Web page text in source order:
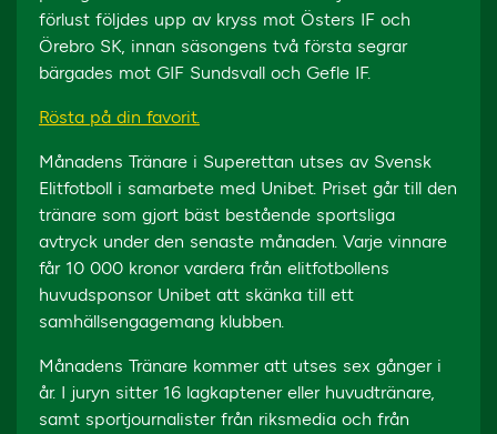
förlust följdes upp av kryss mot Östers IF och
Örebro SK, innan säsongens två första segrar
bärgades mot GIF Sundsvall och Gefle IF.
Rösta på din favorit.
Månadens Tränare i Superettan utses av Svensk
Elitfotboll i samarbete med Unibet. Priset går till den
tränare som gjort bäst bestående sportsliga
avtryck under den senaste månaden. Varje vinnare
får 10 000 kronor vardera från elitfotbollens
huvudsponsor Unibet att skänka till ett
samhällsengagemang klubben.
Månadens Tränare kommer att utses sex gånger i
år. I juryn sitter 16 lagkaptener eller huvudtränare,
samt sportjournalister från riksmedia och från